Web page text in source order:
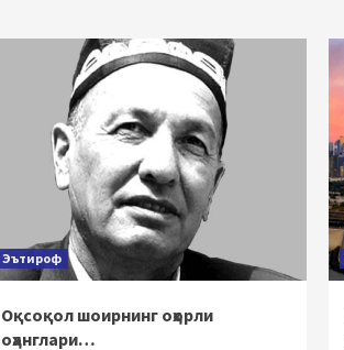
Эътироф
Оқсоқол шоирнинг оҳорли
оҳанглари…